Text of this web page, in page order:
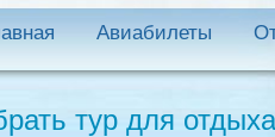
Авиабилеты
тур для отдыха